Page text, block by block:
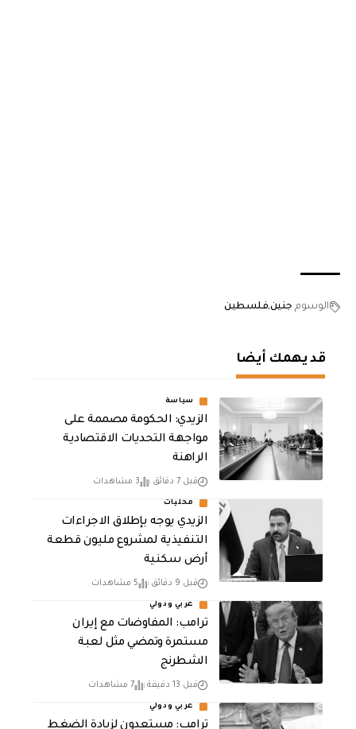
الوسوم جنينفلسطين
قد يهمك أيضا
سياسة
الزيدي: الحكومة مصممة على
مواجهة التحديات الاقتصادية
الراهنة
قبل 7 دقائق 3 مشاهدات
محليات
الزيدي يوجه بإطلاق الاجراءات
التنفيذية لمشروع مليون قطعة
أرض سكنية
قبل 9 دقائق 5 مشاهدات
عربي ودولي
‏ترامب: المفاوضات مع إيران
مستمرة وتمضي مثل لعبة
الشطرنج
قبل 13 دقيقة 7 مشاهدات
عربي ودولي
‏ترامب: مستعدون لزيادة الضغط